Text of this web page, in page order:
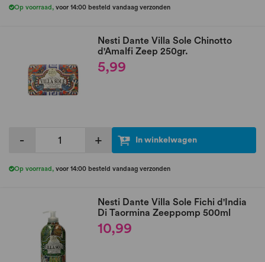
Op voorraad , voor 14:00 besteld vandaag verzonden
Nesti Dante Villa Sole Chinotto
d'Amalfi Zeep 250gr.
5,99
- + In winkelwagen
Op voorraad , voor 14:00 besteld vandaag verzonden
Nesti Dante Villa Sole Fichi d'India
Di Taormina Zeeppomp 500ml
10,99